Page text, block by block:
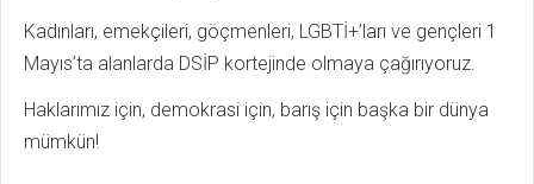
Kadınları, emekçileri, göçmenleri, LGBTİ+’ları ve gençleri 1
Mayıs’ta alanlarda DSİP kortejinde olmaya çağırıyoruz.
Haklarımız için, demokrasi için, barış için başka bir dünya
mümkün!